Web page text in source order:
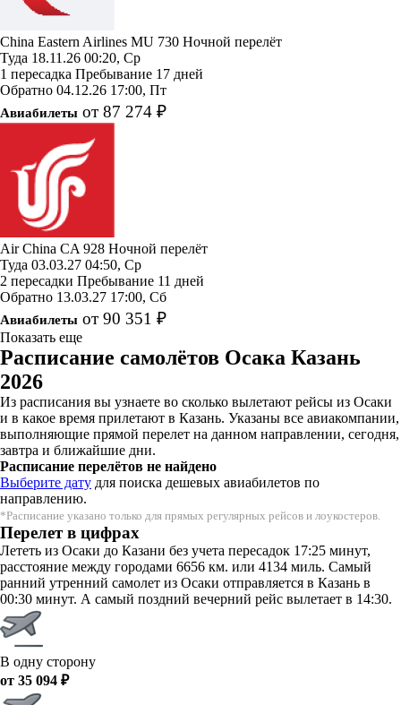
China Eastern Airlines MU 730 Ночной перелёт
Туда 18.11.26 00:20, Ср
1 пересадка Пребывание 17 дней
Обратно 04.12.26 17:00, Пт
Авиабилеты от 87 274 ₽
Air China CA 928 Ночной перелёт
Туда 03.03.27 04:50, Ср
2 пересадки Пребывание 11 дней
Обратно 13.03.27 17:00, Сб
Авиабилеты от 90 351 ₽
Показать еще
Расписание самолётов Осака Казань
2026
Из расписания вы узнаете во сколько вылетают рейсы из Осаки
и в какое время прилетают в Казань. Указаны все авиакомпании,
выполняющие прямой перелет на данном направлении, сегодня,
завтра и ближайшие дни.
Расписание перелётов не найдено
Выберите дату для поиска дешевых авиабилетов по
направлению.
*Расписание указано только для прямых регулярных рейсов и лоукостеров.
Перелет в цифрах
Лететь из Осаки до Казани без учета пересадок 17:25 минут,
расстояние между городами 6656 км. или 4134 миль. Самый
ранний утренний самолет из Осаки отправляется в Казань в
00:30 минут. А самый поздний вечерний рейс вылетает в 14:30.
В одну сторону
от 35 094 ₽